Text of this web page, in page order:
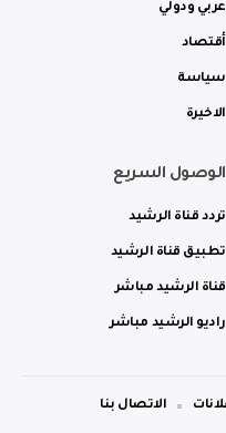
عربي ودولي
أقتصاد
سياسة
الاخيرة
الوصول السريع
تردد قناة الرشيد
تطبيق قناة الرشيد
قناة الرشيد مباشر
راديو الرشيد مباشر
الاتصال بنا